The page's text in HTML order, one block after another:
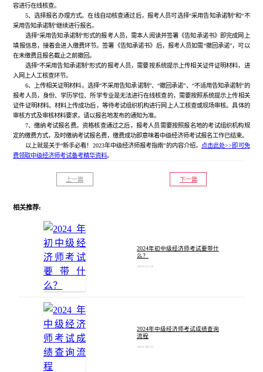
容进行在线核查。
5、选择报名办理方式。在线自动核查通过后，报考人员可选择“采用告知承诺制”和“不
采用告知承诺制”继续进行报名。
选择“采用告知承诺制”形式的报考人员，需本人阅读并签署《告知承诺书》即完成网上
填报信息，接着会进入缴费环节。签署《告知承诺书》后，报考人员如需“撤回承诺”，可以
在未缴费且报名截止之前撤回。
选择“不采用告知承诺制”形式的报考人员，需要按系统提示上传相关证件证明材料，进
入网上人工核查环节。
6、上传相关证明材料。选择“不采用告知承诺制”、“撤回承诺”、“不适用告知承诺制”的
报考人员，身份、学历学位、所学专业是无法进行在线核查的，需要按照系统提示上传相关
证件证明材料。材料上传成功后，等待考试组织机构进行网上人工核查或现场审核。具体的
审核方式及审核材料要求，请以报名地发布的通知为准。
7、缴纳考试报名费。资格核查通过之后，报考人员需要按照报名地的考试组织机构规
定的缴费方式，及时缴纳考试报名费，缴费成功即意味着中级经济师考试报名工作已结束。
以上就是关于“新手必看！2023年中级经济师报考指南”的内容介绍， 点击此处>>即可免
费领取中级经济师考试备考精华资料。
上一篇 下一篇
相关推荐:
2024年初中级经济师考试要带什
么？
2024-11-14
2024年中级经济师考试成绩查询
流程
2024-08-23